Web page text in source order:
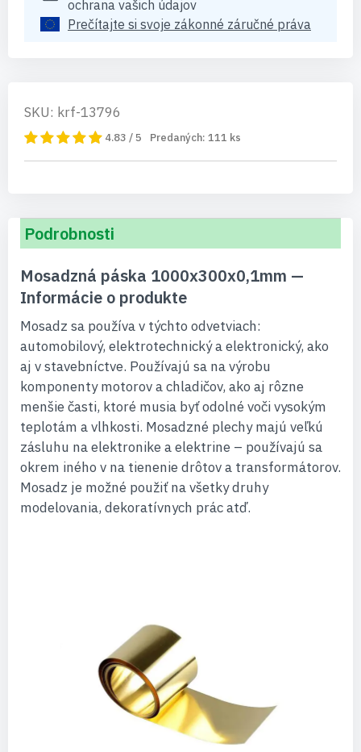
ochrana vašich údajov
Prečítajte si svoje zákonné záručné práva
SKU: krf-13796
4.83 / 5 Predaných: 111 ks
Podrobnosti
Mosadzná páska 1000x300x0,1mm —
Informácie o produkte
Mosadz sa používa v týchto odvetviach:
automobilový, elektrotechnický a elektronický, ako
aj v stavebníctve. Používajú sa na výrobu
komponenty motorov a chladičov, ako aj rôzne
menšie časti, ktoré musia byť odolné voči vysokým
teplotám a vlhkosti. Mosadzné plechy majú veľkú
zásluhu na elektronike a elektrine – používajú sa
okrem iného v na tienenie drôtov a transformátorov.
Mosadz je možné použiť na všetky druhy
modelovania, dekoratívnych prác atď.